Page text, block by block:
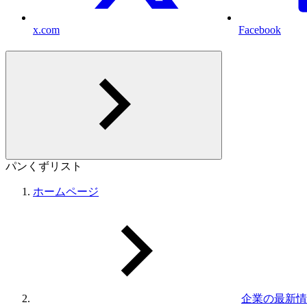
x.com Facebook
パンくずリスト
ホームページ
企業の最新